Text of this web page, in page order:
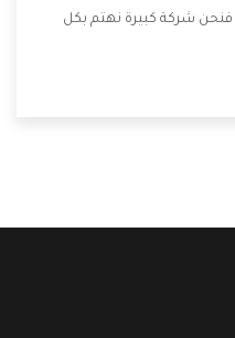
شركة كبيرة نهتم بكل
التى تكون من أهم